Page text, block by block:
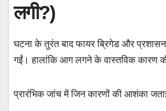
लगी?)
घटना के तुरंत बाद फायर ब्रिगेड और
गईं। हालांकि आग लगने के वास्तविक कारण
प्रारंभिक जांच में जिन कारणों की आशंका